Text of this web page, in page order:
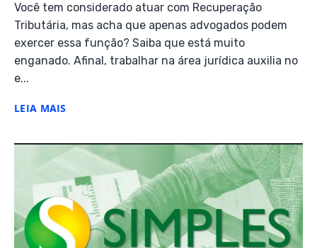
Você tem considerado atuar com Recuperação
Tributária, mas acha que apenas advogados podem
exercer essa função? Saiba que está muito
enganado. Afinal, trabalhar na área jurídica auxilia no
e...
LEIA MAIS